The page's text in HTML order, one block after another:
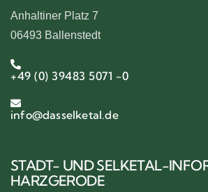
Anhaltiner Platz 7
06493 Ballenstedt
+49 (0) 39483 5071 -0
info@dasselketal.de
STADT- UND SELKETAL-
HARZGERODE